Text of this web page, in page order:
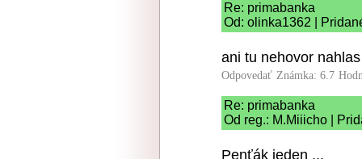
Re: primabanka
Od: olinka1362 |
ani tu nehovor
Odpovedať Známka: 6.7
Re: primabanka
Od reg.: M.Miiicho |
Penťák jeden ...